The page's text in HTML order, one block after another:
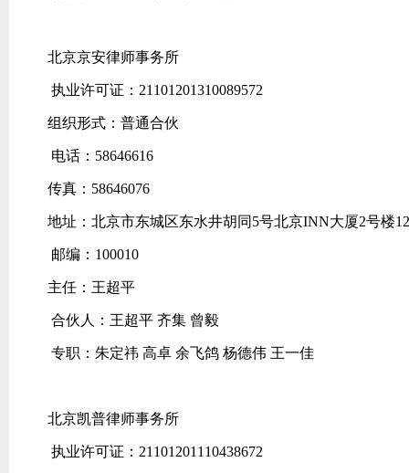
北京京安律师事务所
执业许可证：21101201310089572
组织形式：普通合伙
电话：58646616
传真：58646076
地址：北京市东城区东水井胡同5号北京INN大厦2号楼
邮编：100010
主任：王超平
合伙人：王超平 齐集 曾毅
专职：朱定祎 高卓 余飞鸽 杨德伟 王一佳
北京凯普律师事务所
执业许可证：21101201110438672